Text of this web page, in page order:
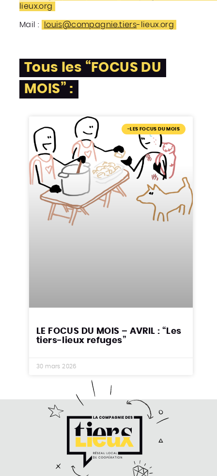
lieux.org
Mail : louis@compagnie.tiers-lieux.org
Tous les “FOCUS DU
MOIS” :
-LES FOCUS DU MOIS
LE FOCUS DU MOIS – AVRIL : “Les
tiers-lieux refuges”
30 mars 2026